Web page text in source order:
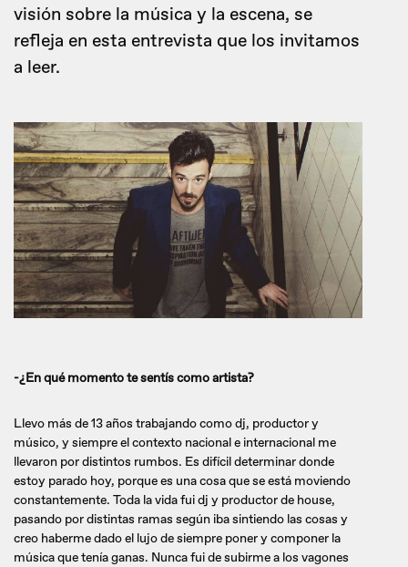
visión sobre la música y la escena, se
refleja en esta entrevista que los invitamos
a leer.
-¿En qué momento te sentís como artista?
Llevo más de 13 años trabajando como dj, productor y
músico, y siempre el contexto nacional e internacional me
llevaron por distintos rumbos. Es difícil determinar donde
estoy parado hoy, porque es una cosa que se está moviendo
constantemente. Toda la vida fui dj y productor de house,
pasando por distintas ramas según iba sintiendo las cosas y
creo haberme dado el lujo de siempre poner y componer la
música que tenía ganas. Nunca fui de subirme a los vagones